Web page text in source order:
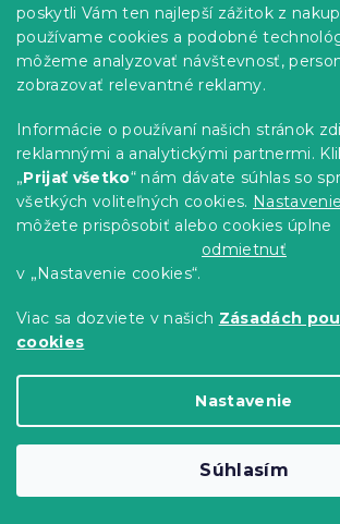
poskytli Vám ten najlepší zážitok z
používame cookies a podobné
môžeme analyzovať návštevnosť,
zobrazovať relevantné reklamy.
Informácie o používaní našich stránok
reklamnými a analytickými partnermi.
„Prijať všetko“ nám dávate súhlas so
všetkých voliteľných cookies.
môžete prispôsobiť alebo cookies úplne
odmietnuť
v „Nastavenie cookies“.
Viac sa dozviete v našich Zásadách
cookies
Nastavenie
Súhlasím
Obliečky z mikrovlákna
Skladom(>10 ks)
od12.60 €